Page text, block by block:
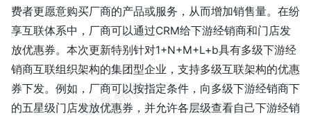
费者更愿意购买厂商的产品或服务，从而增加销售量。在纷
享互联体系中，厂商可以通过CRM给下游经销商和门店发
放优惠券。本次更新特别针对1+N+M+L+b具有多级下游经
销商互联组织架构的集团型企业，支持多级互联架构的优惠
券下发。例如，厂商可以按指定条件，向多级下游经销商下
的五星级门店发放优惠券，并允许各层级查看自己下游经销